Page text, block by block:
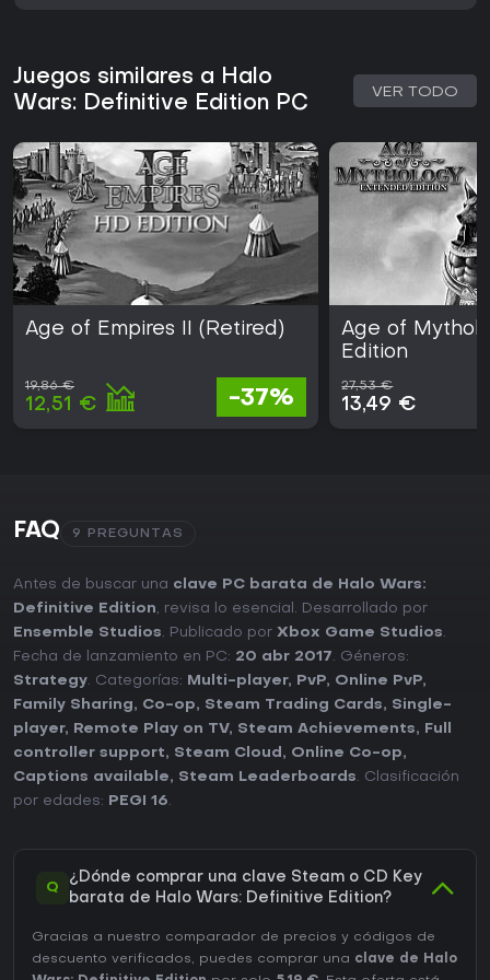
Juegos similares a Halo
Wars: Definitive Edition PC
VER TODO
Age of Empires II (Retired)
19,86 €
12,51 € -37%
Age of
Edition
27,53 €
13,49 €
FAQ 9 PREGUNTAS
Antes de buscar una clave PC barata de Halo Wars:
Definitive Edition, revisa lo esencial. Desarrollado por
Ensemble Studios. Publicado por Xbox Game Studios.
Fecha de lanzamiento en PC: 20 abr 2017. Géneros:
Strategy. Categorías: Multi-player, PvP, Online PvP,
Family Sharing, Co-op, Steam Trading Cards, Single-
player, Remote Play on TV, Steam Achievements,
Full
controller support, Steam Cloud , Online Co-op,
Captions available, Steam Leaderboards. Clasificación
por edades:
PEGI 16.
Q
¿Dónde comprar una clave Steam o CD Key
barata de Halo Wars: Definitive Edition?
Gracias a nuestro comparador de precios y códigos de
descuento verificados, puedes comprar una clave de Halo